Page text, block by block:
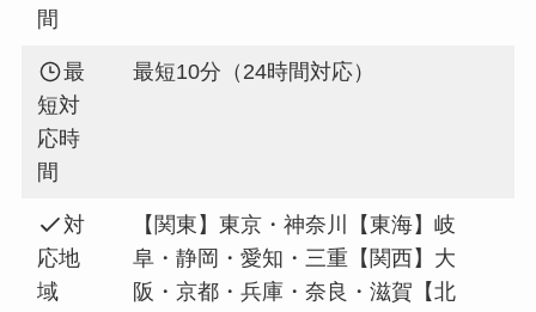
間
最
短対
応時
間
最短10分（24時間対応）
対
応地
域
【関東】東京・神奈川【東海】岐
阜・静岡・愛知・三重【関西】大
阪・京都・兵庫・奈良・滋賀【北